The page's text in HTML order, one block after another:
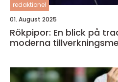
redaktionel
01. August 2025
Rökpipor: En blick på
moderna